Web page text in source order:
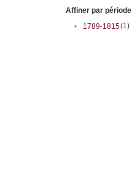
Affiner par période
•
1789-1815(1)